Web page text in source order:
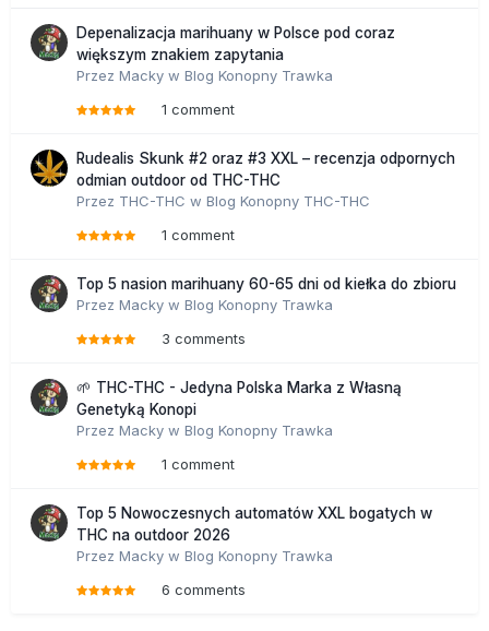
Depenalizacja marihuany w Polsce pod coraz
większym znakiem zapytania
Przez Macky w Blog Konopny Trawka
1 comment
Rudealis Skunk #2 oraz #3 XXL – recenzja odpornych
odmian outdoor od THC-THC
Przez THC-THC w Blog Konopny THC-THC
1 comment
Top 5 nasion marihuany 60-65 dni od kiełka do zbioru
Przez Macky w Blog Konopny Trawka
3 comments
🌱 THC-THC - Jedyna Polska Marka z Własną
Genetyką Konopi
Przez Macky w Blog Konopny Trawka
1 comment
Top 5 Nowoczesnych automatów XXL bogatych w
THC na outdoor 2026
Przez Macky w Blog Konopny Trawka
6 comments